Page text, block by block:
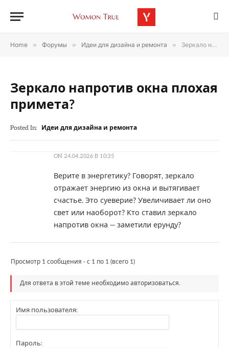
Home » Форумы » Идеи для дизайна и ремонта » Зеркало напротив окна плохая примета?
Зеркало напротив окна плохая
примета?
Posted In: Идеи для дизайна и ремонта
ON 24.04.2026 В 10:35
Верите в энергетику? Говорят, зеркало
отражает энергию из окна и вытягивает
счастье. Это суеверие? Увеличивает ли оно
свет или наоборот? Кто ставил зеркало
напротив окна — заметили ерунду?
Просмотр 1 сообщения - с 1 по 1 (всего 1)
Для ответа в этой теме необходимо авторизоваться.
Имя пользователя:
Пароль: